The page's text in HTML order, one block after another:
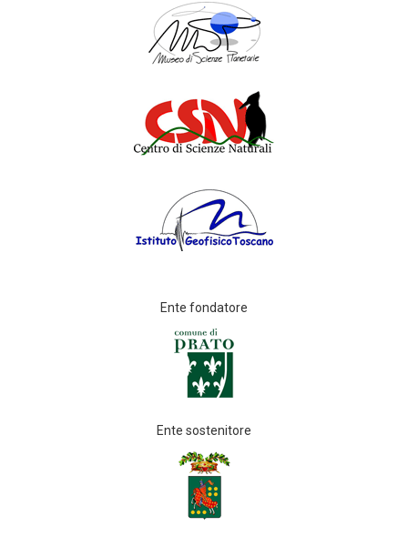
Ente fondatore
Ente sostenitore